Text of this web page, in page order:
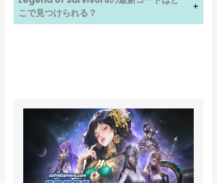
こで見つけられる？